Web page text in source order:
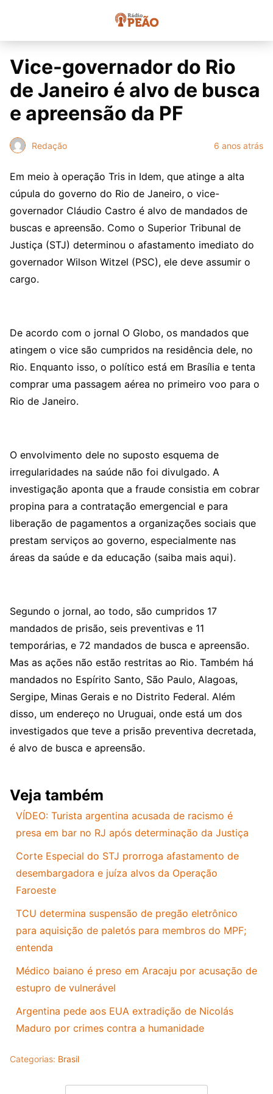
Vice-governador do Rio
de Janeiro é alvo de busca
e apreensão da PF
Redação 6 anos atrás
Em meio à operação Tris in Idem, que atinge a alta
cúpula do governo do Rio de Janeiro, o vice-
governador Cláudio Castro é alvo de mandados de
buscas e apreensão. Como o Superior Tribunal de
Justiça (STJ) determinou o afastamento imediato do
governador Wilson Witzel (PSC), ele deve assumir o
cargo.
De acordo com o jornal O Globo, os mandados que
atingem o vice são cumpridos na residência dele, no
Rio. Enquanto isso, o político está em Brasília e tenta
comprar uma passagem aérea no primeiro voo para o
Rio de Janeiro.
O envolvimento dele no suposto esquema de
irregularidades na saúde não foi divulgado. A
investigação aponta que a fraude consistia em cobrar
propina para a contratação emergencial e para
liberação de pagamentos a organizações sociais que
prestam serviços ao governo, especialmente nas
áreas da saúde e da educação (saiba mais aqui).
Segundo o jornal, ao todo, são cumpridos 17
mandados de prisão, seis preventivas e 11
temporárias, e 72 mandados de busca e apreensão.
Mas as ações não estão restritas ao Rio. Também há
mandados no Espírito Santo, São Paulo, Alagoas,
Sergipe, Minas Gerais e no Distrito Federal. Além
disso, um endereço no Uruguai, onde está um dos
investigados que teve a prisão preventiva decretada,
é alvo de busca e apreensão.
Veja também
VÍDEO: Turista argentina acusada de racismo é
presa em bar no RJ após determinação da Justiça
Corte Especial do STJ prorroga afastamento de
desembargadora e juíza alvos da Operação
Faroeste
TCU determina suspensão de pregão eletrônico
para aquisição de paletós para membros do MPF;
entenda
Médico baiano é preso em Aracaju por acusação de
estupro de vulnerável
Argentina pede aos EUA extradição de Nicolás
Maduro por crimes contra a humanidade
Categorias: Brasil